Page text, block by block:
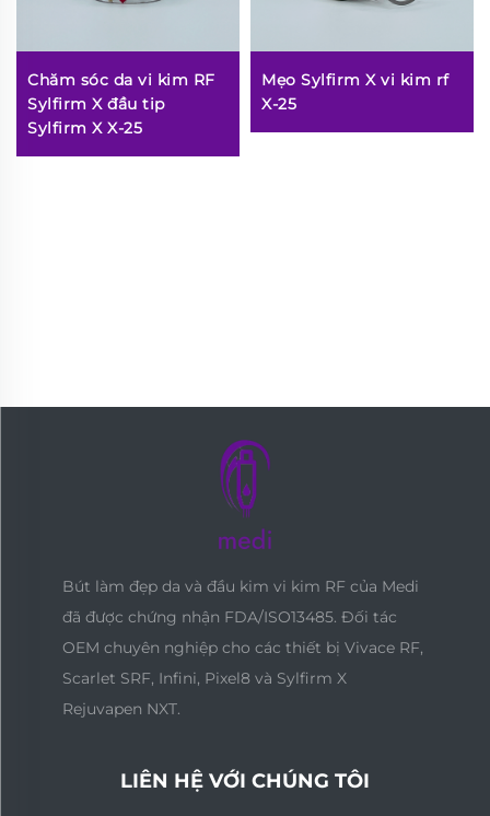
Chăm sóc da vi kim RF
Sylfirm X đầu tip
Sylfirm X X-25
Mẹo Sylfirm X vi kim rf
X-25
Bút làm đẹp da và đầu kim vi kim RF của Medi
đã được chứng nhận FDA/ISO13485. Đối tác
OEM chuyên nghiệp cho các thiết bị Vivace RF,
Scarlet SRF, Infini, Pixel8 và Sylfirm X
Rejuvapen NXT.
LIÊN HỆ VỚI CHÚNG TÔI